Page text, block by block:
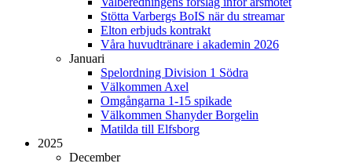
Stötta Varbergs BoIS när du streamar
Elton erbjuds kontrakt
Våra huvudtränare i akademin 2026
Januari
Spelordning Division 1 Södra
Välkommen Axel
Omgångarna 1-15 spikade
Välkommen Shanyder Borgelin
Matilda till Elfsborg
2025
December